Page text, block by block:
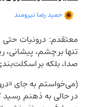
حمید رضا نیرومند
معتقدم: درونیات حتی
تنها بر چشم، پیشانی،
صدا، بلکه بر
(می‌خواستم به جای
در حالی به ذهنم